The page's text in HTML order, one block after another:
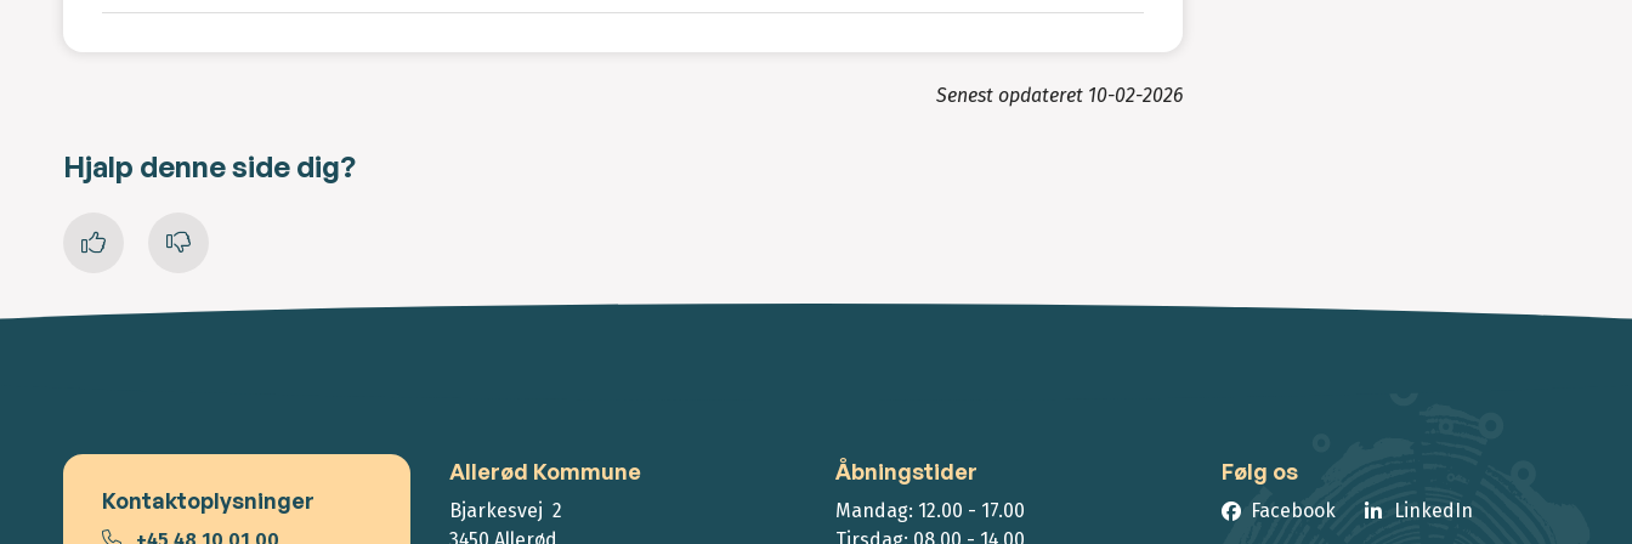
Senest opdateret 10-02-2026
Hjalp denne side dig?
Kontaktoplysninger
Allerød Kommune
Bjarkesvej 2
Åbningstider
Mandag: 12.00 - 17.00
Følg os
Facebook LinkedIn